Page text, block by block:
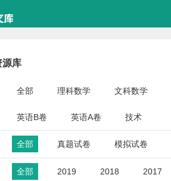
源库
全部 理科数学 文科数学
英语B卷 英语A卷 技术
全部 真题试卷 模拟试卷
全部 2019 2018 2017